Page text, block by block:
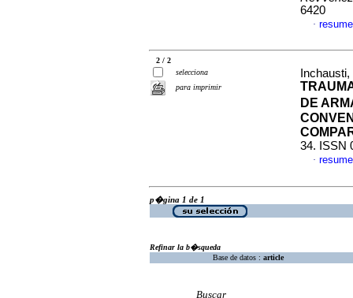
6420
·
2 / 2
selecciona
para imprimir
DE
34. ISSN
·
p�gina 1 de 1
Refinar la b�squeda
Base de datos : article
Buscar